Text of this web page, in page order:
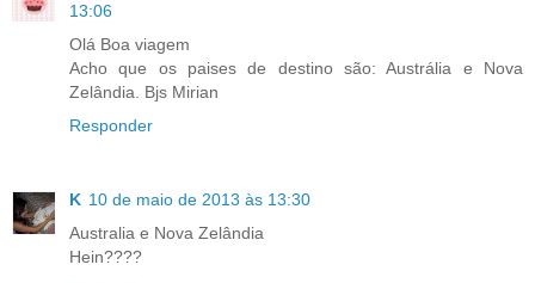
13:06
Olá Boa viagem
Acho que os paises de destino são: Austrália e Nova
Zelândia. Bjs Mirian
Responder
K 10 de maio de 2013 às 13:30
Australia e Nova Zelândia
Hein????